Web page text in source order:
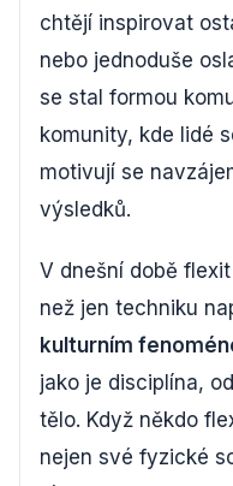
chtějí inspirovat
nebo jednoduše
se stal formou
komunity, kde lidé
motivují se
výsledků.
V dnešní době
než jen techniku
kulturním
jako je disciplína,
tělo. Když někdo
nejen své fyzické